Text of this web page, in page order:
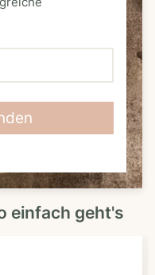
einfach geht's